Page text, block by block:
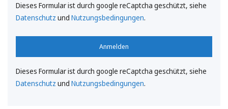
Dieses Formular ist durch google reCaptcha geschützt, siehe
Datenschutz und Nutzungsbedingungen.
Anmelden
Dieses Formular ist durch google reCaptcha geschützt, siehe
Datenschutz und Nutzungsbedingungen.